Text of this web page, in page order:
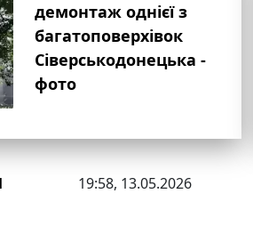
демонтаж однієї з
багатоповерхівок
Сіверськодонецька -
фото
19:58, 13.05.2026